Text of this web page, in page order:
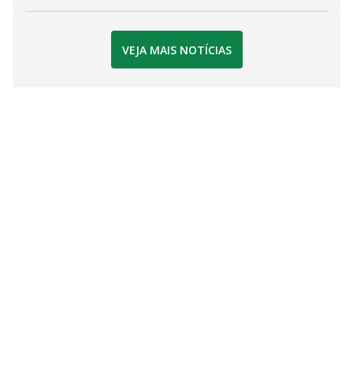
VEJA MAIS NOTÍCIAS